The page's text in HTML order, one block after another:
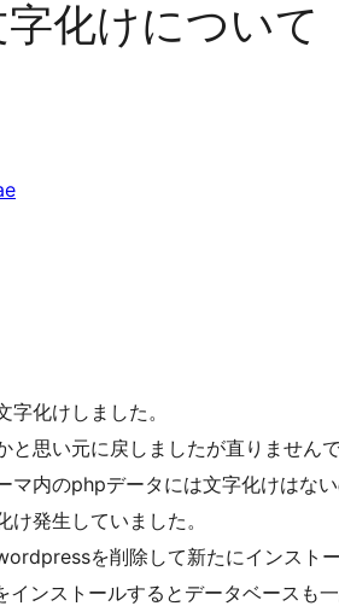
ー
ラ
化けについて
化けしました。
思い元に戻しましたが直りませんで
内のphpデータには文字化けはない
発生していました。
を削除して新たにインストー
ンストールするとデータベースも